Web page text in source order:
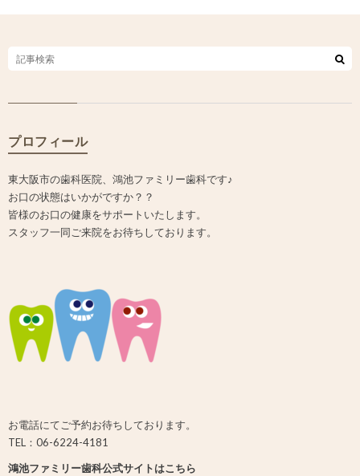
プロフィール
東大阪市の歯科医院、鴻池ファミリー歯科です♪
お口の状態はいかがですか？？
皆様のお口の健康をサポートいたします。
スタッフ一同ご来院をお待ちしております。
お電話にてご予約お待ちしております。
TEL：06-6224-4181
鴻池ファミリー歯科公式サイトはこちら